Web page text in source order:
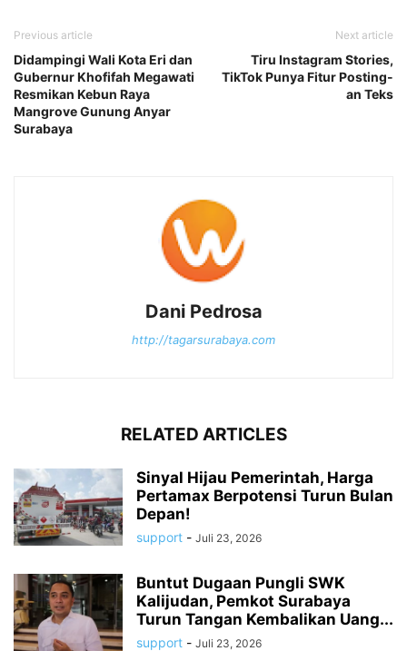
Previous article
Didampingi Wali Kota Eri dan
Gubernur Khofifah Megawati
Resmikan Kebun Raya
Mangrove Gunung Anyar
Surabaya
Next article
Tiru Instagram Stories,
TikTok Punya Fitur Posting-
an Teks
Dani Pedrosa
http://tagarsurabaya.com
RELATED ARTICLES
Sinyal Hijau Pemerintah, Harga
Pertamax Berpotensi Turun Bulan
Depan!
support - Juli 23, 2026
Buntut Dugaan Pungli SWK
Kalijudan, Pemkot Surabaya
Turun Tangan Kembalikan Uang...
support - Juli 23, 2026